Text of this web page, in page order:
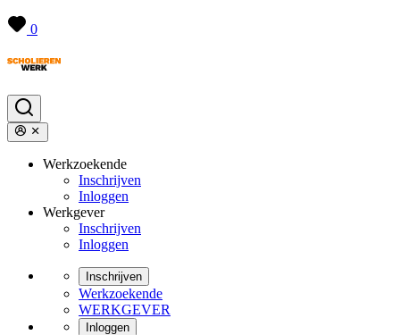
0
Werkzoekende
Inschrijven
Inloggen
Werkgever
Inschrijven
Inloggen
Inschrijven
Werkzoekende
WERKGEVER
Inloggen